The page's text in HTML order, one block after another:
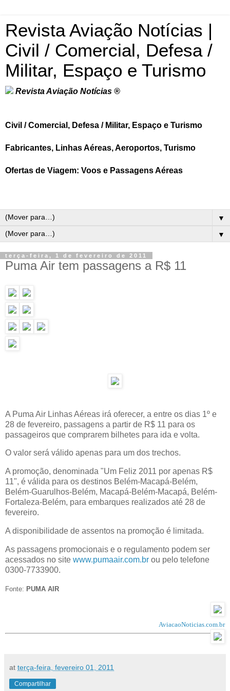
Revista Aviação Notícias |
Civil / Comercial, Defesa /
Militar, Espaço e Turismo
Revista Aviação Notícias ®
Civil / Comercial, Defesa / Militar, Espaço e Turismo
Fabricantes, Linhas Aéreas, Aeroportos, Turismo
Ofertas de Viagem: Voos e Passagens Aéreas
▼
▼
terça-feira, 1 de fevereiro de 2011
Puma Air tem passagens a R$ 11
A Puma Air Linhas Aéreas irá oferecer, a entre os dias 1º e
28 de fevereiro, passagens a partir de R$ 11 para os
passageiros que comprarem bilhetes para ida e volta.
O valor será válido apenas para um dos trechos.
A promoção, denominada "Um Feliz 2011 por apenas R$
11", é válida para os destinos Belém-Macapá-Belém,
Belém-Guarulhos-Belém, Macapá-Belém-Macapá, Belém-
Fortaleza-Belém, para embarques realizados até 28 de
fevereiro.
A disponibilidade de assentos na promoção é limitada.
As passagens promocionais e o regulamento podem ser
acessados no site www.pumaair.com.br ou pelo telefone
0300-7733900.
Fonte: PUMA AIR
AviacaoNoticias.com.br
at terça-feira, fevereiro 01, 2011
Compartilhar